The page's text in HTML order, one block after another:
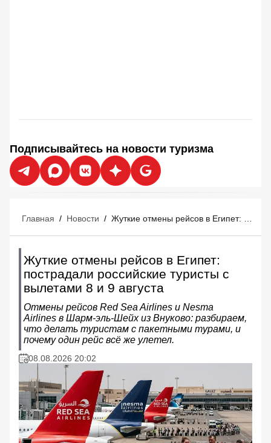
Подписывайтесь на новости туризма
Главная / Новости /
Жуткие отмены рейсов в Египет:
пострадали российские туристы с
вылетами 8 и 9 августа
Отмены рейсов Red Sea Airlines и Nesma
Airlines в Шарм‑эль‑Шейх из Внуково: разбираем,
что делать туристам с пакетными турами, и
почему один рейс всё же улетел.
08.08.2026 20:02